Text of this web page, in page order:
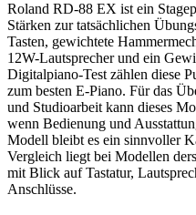
Roland RD-88 EX ist ein
Stärken zur tatsächlichen
Tasten, gewichtete
12W-Lautsprecher und ein
Digitalpiano-Test zählen diese
zum besten E-Piano. Für das
und Studioarbeit kann dieses
wenn Bedienung und
Modell bleibt es ein sinnvoller
Vergleich liegt bei Modellen
mit Blick auf Tastatur,
Anschlüsse.